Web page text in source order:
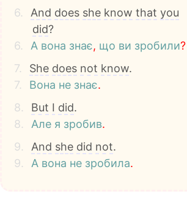
6.
And does she know that you
did?
6.
А вона знає, що ви зробили?
7.
She does not know.
7.
Вона не знає.
8.
But I did.
8.
Але я зробив.
9.
And she did not.
9.
А вона не зробила.